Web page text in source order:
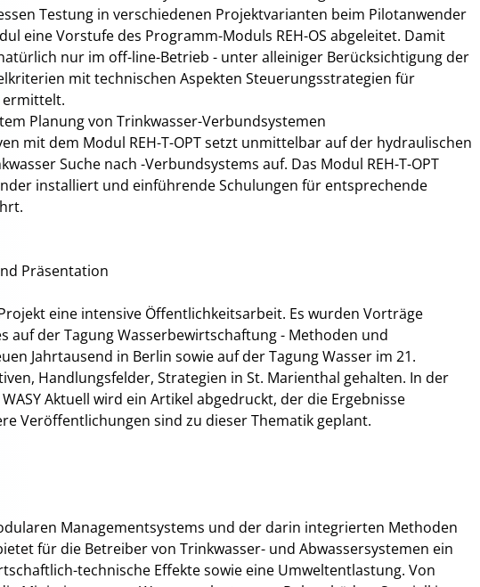
Testung in verschiedenen Projektvarianten beim Pilotanwender
eine Vorstufe des Programm-Moduls REH-OS abgeleitet. Damit
nur im off-line-Betrieb - unter alleiniger Berücksichtigung der
mit technischen Aspekten Steuerungsstrategien für
ermittelt.
Planung von Trinkwasser-Verbundsystemen
mit dem Modul REH-T-OPT setzt unmittelbar auf der hydraulischen
Suche nach -Verbundsystems auf. Das Modul REH-T-OPT
installiert und einführende Schulungen für entsprechende
Präsentation
eine intensive Öffentlichkeitsarbeit. Es wurden Vorträge
auf der Tagung Wasserbewirtschaftung - Methoden und
Jahrtausend in Berlin sowie auf der Tagung Wasser im 21.
Handlungsfelder, Strategien in St. Marienthal gehalten. In der
Aktuell wird ein Artikel abgedruckt, der die Ergebnisse
Veröffentlichungen sind zu dieser Thematik geplant.
Managementsystems und der darin integrierten Methoden
für die Betreiber von Trinkwasser- und Abwassersystemen ein
technische Effekte sowie eine Umweltentlastung. Von